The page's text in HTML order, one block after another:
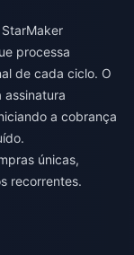
processa
de cada ciclo. O
a cobrança
únicas,
recorrentes.